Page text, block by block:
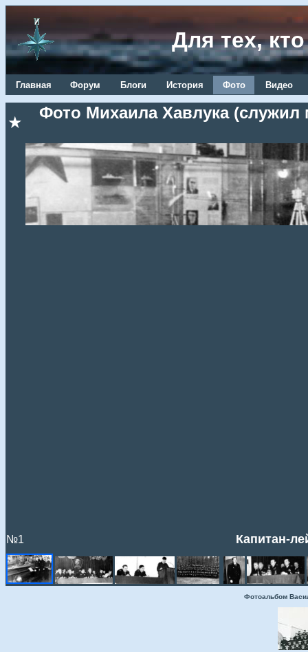
Для тех,
Главная Форум Блоги История Фото Видео
★
Фото Михаила Хавлука (служил
№1 Капитан-
Фотоальбом